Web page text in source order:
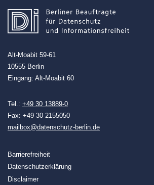
Alt-Moabit 59-61
10555 Berlin
Eingang: Alt-Moabit 60
Tel.: +49 30 13889-0
Fax: +49 30 2155050
mailbox@datenschutz-berlin.de
Barrierefreiheit
Datenschutzerklärung
Disclaimer